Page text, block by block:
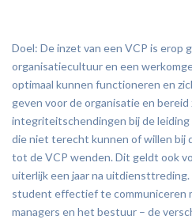
Doel: De inzet van een VCP is erop
organisatiecultuur en een
optimaal kunnen functioneren en
geven voor de organisatie en bereid
integriteitschendingen bij de
die niet terecht kunnen of willen bij
tot de VCP wenden. Dit geldt ook
uiterlijk een jaar na
student effectief te communiceren
managers en het bestuur – de